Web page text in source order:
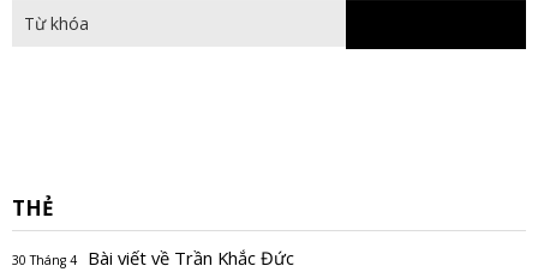
THẺ
30 Tháng 4 Bài viết về Trần Khắc Đức